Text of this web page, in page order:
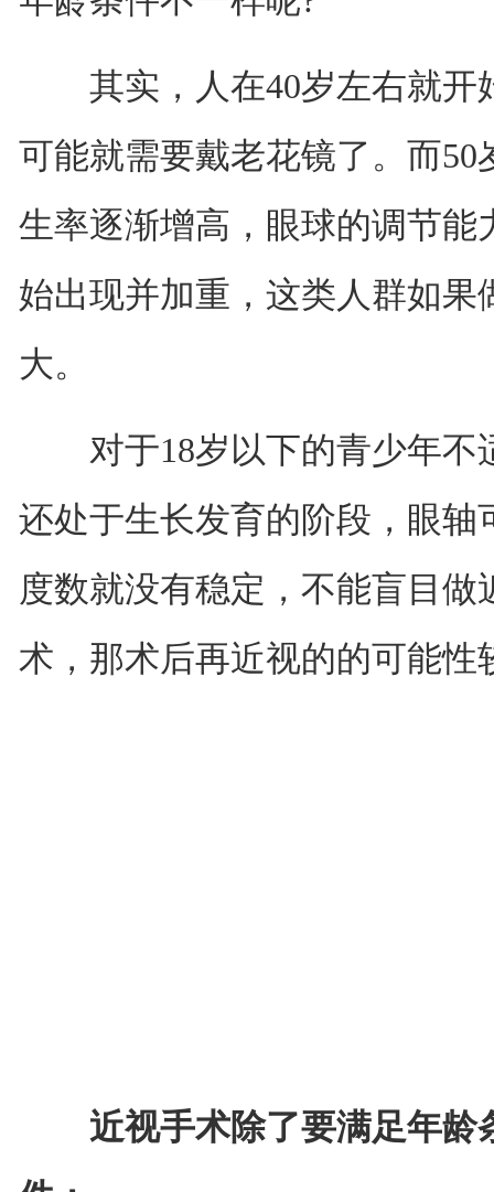
其实，人在40岁左右就开
可能就需要戴老花镜了。而
生率逐渐增高，眼球的调节
始出现并加重，这类人群如果
大。
对于18岁以下的青少年不
还处于生长发育的阶段，眼
度数就没有稳定，不能盲目
术，那术后再近视的的可能性
近视手术除了要满足年龄